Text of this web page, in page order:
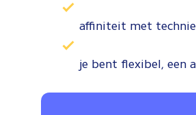
affiniteit met
je bent flexibel, een